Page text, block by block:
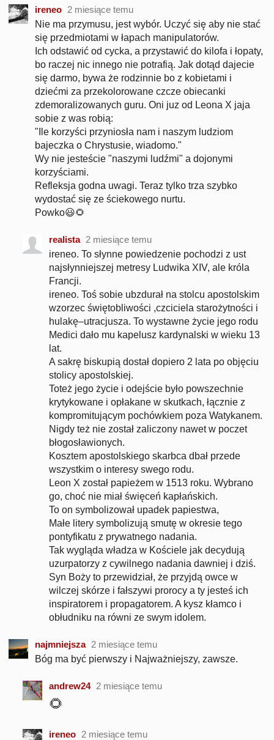
ireneo 2 miesiące temu
Nie ma przymusu, jest wybór. Uczyć się aby nie stać
się przedmiotami w łapach manipulatorów.
Ich odstawić od cycka, a przystawić do kilofa i łopaty,
bo raczej nic innego nie potrafią. Jak dotąd dajecie
się darmo, bywa że rodzinnie bo z kobietami i
dziećmi za przekolorowane czcze obiecanki
zdemoralizowanych guru. Oni juz od Leona X jaja
sobie z was robią:
"Ile korzyści przyniosła nam i naszym ludziom
bajeczka o Chrystusie, wiadomo."
Wy nie jesteście "naszymi ludźmi" a dojonymi
korzyściami.
Refleksja godna uwagi. Teraz tylko trza szybko
wydostać się ze ściekowego nurtu.
Powko😃🌻
realista 2 miesiące temu
ireneo. To słynne powiedzenie pochodzi z ust
najsłynniejszej metresy Ludwika XIV, ale króla
Francji.
ireneo. Toś sobie ubzdurał na stolcu apostolskim
wzorzec świętobliwości ,czciciela starożytności i
hulakę–utracjusza. To wystawne życie jego rodu
Medici dało mu kapelusz kardynalski w wieku 13
lat.
A sakrę biskupią dostał dopiero 2 lata po objęciu
stolicy apostolskiej.
Toteż jego życie i odejście było powszechnie
krytykowane i opłakane w skutkach, łącznie z
kompromitującym pochówkiem poza Watykanem.
Nigdy też nie został zaliczony nawet w poczet
błogosławionych.
Kosztem apostolskiego skarbca dbał przede
wszystkim o interesy swego rodu.
Leon X został papieżem w 1513 roku. Wybrano
go, choć nie miał święceń kapłańskich.
To on symbolizował upadek papiestwa,
Małe litery symbolizują smutę w okresie tego
pontyfikatu z prywatnego nadania.
Tak wygląda władza w Kościele jak decydują
uzurpatorzy z cywilnego nadania dawniej i dziś.
Syn Boży to przewidział, że przyjdą owce w
wilczej skórze i fałszywi prorocy a ty jesteś ich
inspiratorem i propagatorem. A kysz kłamco i
obłudniku na równi ze swym idolem.
najmniejsza 2 miesiące temu
Bóg ma być pierwszy i Najważniejszy, zawsze.
andrew24 2 miesiące temu
🌻
ireneo 2 miesiące temu